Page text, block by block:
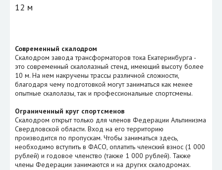
12 м
Современный скалодром
Скалодром завода трансформаторов тока Екатеринбурга -
это современный скалолазный стенд, имеющий высоту более
10 м. На нем накручены трассы различной сложности,
благодаря чему подготовкой могут заниматься как менее
опытные скалолазы, так и профессиональные спортсмены.
Ограниченный круг спортсменов
Скалодром открыт только для членов Федерации Альпинизма
Свердловской области. Вход на его территорию
производится по пропускам. Чтобы заниматься здесь,
необходимо вступить в ФАСО, оплатить членский взнос (1 000
рублей) и годовое членство (также 1 000 рублей). Также
члены Федерации занимаются и на других скалодромах.